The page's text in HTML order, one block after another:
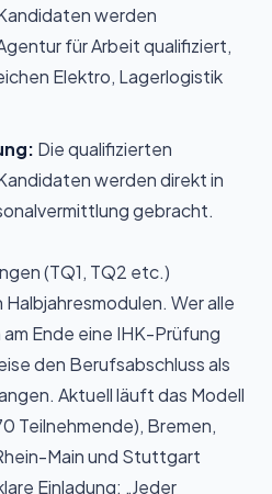
werden
für Arbeit qualifiziert,
Elektro, Lagerlogistik
Die qualifizierten
werden direkt in
gebracht.
(TQ1, TQ2 etc.)
Wer alle
Ende eine IHK-Prüfung
den Berufsabschluss als
Aktuell läuft das Modell
Teilnehmende), Bremen,
Main und Stuttgart
Einladung: „Jeder